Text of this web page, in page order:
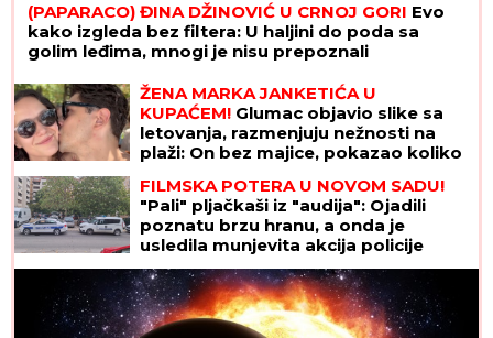
(PAPARACO) ĐINA DŽINOVIĆ U CRNOJ GORI Evo
kako izgleda bez filtera: U haljini do poda sa
golim leđima, mnogi je nisu prepoznali
ŽENA MARKA JANKETIĆA U
KUPAĆEM! Glumac objavio slike sa
letovanja, razmenjuju nežnosti na
plaži: On bez majice, pokazao koliko
FILMSKA POTERA U NOVOM SADU!
"Pali" pljačkaši iz "audija": Ojadili
poznatu brzu hranu, a onda je
usledila munjevita akcija policije
(FOTO)